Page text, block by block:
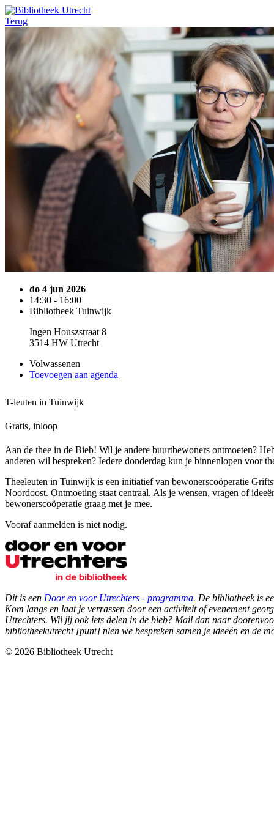
Terug
do 4 jun 2026
14:30 - 16:00
Bibliotheek Tuinwijk
Ingen Houszstraat 8
3514 HW Utrecht
Volwassenen
Toevoegen aan agenda
T-leuten in Tuinwijk
Gratis, inloop
Aan de thee in de Bieb! Wil je andere buurtbewoners ontmoeten?
anderen wil bespreken? Iedere donderdag kun je binnenlopen voor
Theeleuten in Tuinwijk is een initiatief van bewonerscoöperatie
Noordoost. Ontmoeting staat centraal. Als je wensen, vragen of
bewonerscoöperatie graag met je mee.
Vooraf aanmelden is niet nodig.
Dit is een Door en voor Utrechters - programma. De bibliotheek is
Kom langs en laat je verrassen door een activiteit of evenement
Utrechters. Wil jij ook iets delen in de bieb? Mail dan naar
bibliotheekutrecht [punt] nlen we bespreken samen je ideeën en de
© 2026 Bibliotheek Utrecht